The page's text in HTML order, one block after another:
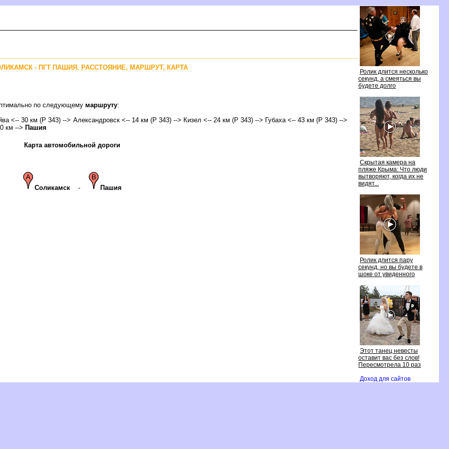
Ролик длится несколько
секунд, а смеяться вы
удете долго
Скрытая камера на
пляже Крыма: Что люди
ытворяют, когда их не
идят...
Ролик длится пару
секунд, но вы будете
шоке от увиденного
Этот танец невесты
оставит вас без слов!
Пересмотрела 10 раз
Доход для сайто
- ПГТ ПАШИЯ. РАССТОЯНИЕ, МАРШРУТ, КАРТА
по следующему маршруту:
<-- 30 км (Р 343) --> Александровск <-- 14 км (Р 343) --> Кизел <-- 24 км (Р 343) --> Губаха <-- 43 км (Р 343) -->
км --> Пашия
Карта автомобильной дороги
Соликамск - Пашия